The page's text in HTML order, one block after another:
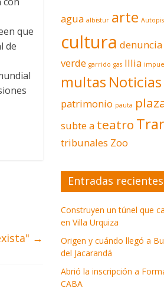
que
de
→
agua albistur arte
cultura denuncia
verde garrido gas Illia
multas Noticias
patrimonio pauta
subte a teatro
tribunales Zoo
Entradas recientes
Construyen un túnel que
en Villa Urquiza
Origen y cuándo llegó a
del Jacarandá
Abrió la inscripción a
CABA